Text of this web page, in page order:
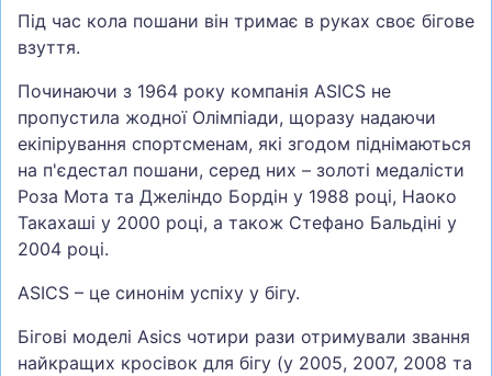
Під час кола пошани він тримає в руках своє бігове
взуття.
Починаючи з 1964 року компанія ASICS не
пропустила жодної Олімпіади, щоразу надаючи
екіпірування спортсменам, які згодом піднімаються
на п'єдестал пошани, серед них – золоті медалісти
Роза Мота та Джеліндо Бордін у 1988 році, Наоко
Такахаші у 2000 році, а також Стефано Бальдіні у
2004 році.
ASICS – це синонім успіху у бігу.
Бігові моделі Asics чотири рази отримували звання
найкращих кросівок для бігу (у 2005, 2007, 2008 та